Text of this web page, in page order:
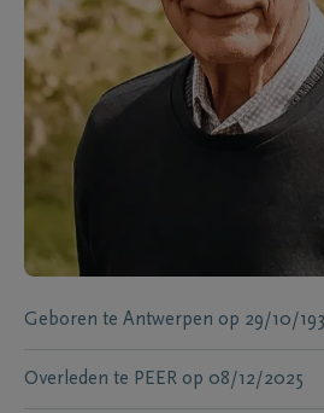
Geboren te Antwerpen op 29/10/
Overleden te PEER op 08/12/2025